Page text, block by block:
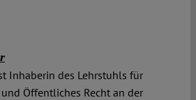
Inhaberin des Lehrstuhls für
Öffentliches Recht an der